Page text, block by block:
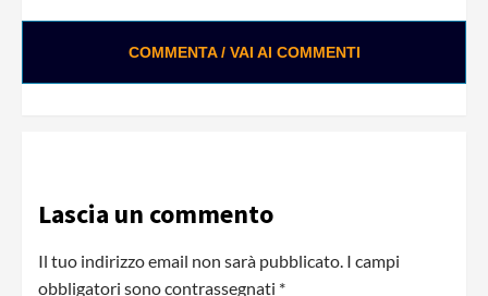
COMMENTA / VAI AI COMMENTI
Lascia un commento
Il tuo indirizzo email non sarà pubblicato. I campi
obbligatori sono contrassegnati *